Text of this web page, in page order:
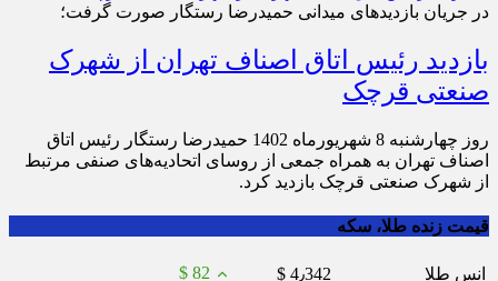
در جریان بازدیدهای میدانی حمیدرضا رستگار صورت گرفت؛
بازدید رئیس اتاق اصناف تهران از شهرک
صنعتی قرچک
روز چهارشنبه 8 شهریورماه 1402 حمیدرضا رستگار رئیس اتاق
اصناف تهران به همراه جمعی از روسای اتحادیه‌های صنفی مرتبط
از شهرک صنعتی قرچک بازدید کرد.
قیمت زنده طلا، سکه
انس طلا $ 4٫342
$ 82